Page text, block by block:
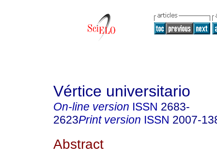
Vértice universitario
On-line version ISSN 2683-
2623Print version ISSN 2007-
Abstract